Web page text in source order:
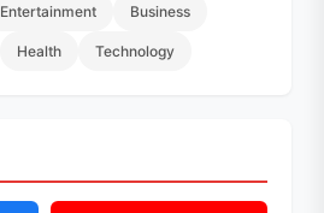
Entertainment Business
Health Technology